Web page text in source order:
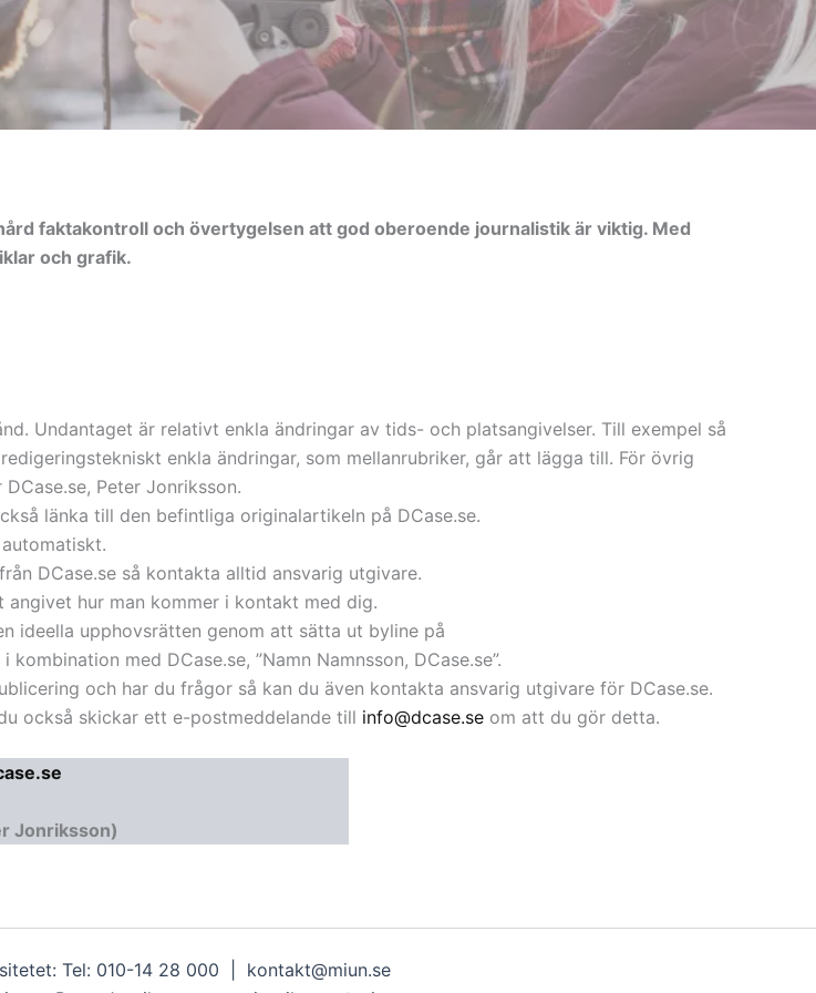
faktakontroll och övertygelsen att god oberoende journalistik är viktig. Med
och grafik.
Undantaget är relativt enkla ändringar av tids- och platsangivelser. Till exempel så
redigeringstekniskt enkla ändringar, som mellanrubriker, går att lägga till. För övrig
Peter Jonriksson.
länka till den befintliga originalartikeln på DCase.se.
DCase.se så kontakta alltid ansvarig utgivare.
hur man kommer i kontakt med dig.
ideella upphovsrätten genom att sätta ut byline på
med DCase.se, ”Namn Namnsson, DCase.se”.
och har du frågor så kan du även kontakta ansvarig utgivare för DCase.se.
också skickar ett e-postmeddelande till info@dcase.se om att du gör detta.
Jonriksson)
Tel: 010-14 28 000 | kontakt@miun.se